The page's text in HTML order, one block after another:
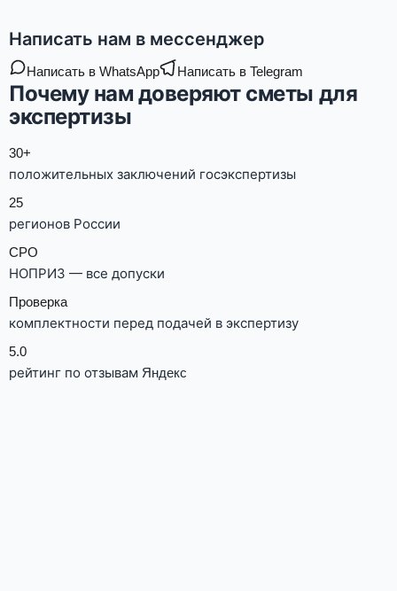
Написать нам в мессенджер
Написать в WhatsApp Написать в Telegram
Почему нам доверяют сметы для
экспертизы
30+
положительных заключений госэкспертизы
25
регионов России
СРО
НОПРИЗ — все допуски
Проверка
комплектности перед подачей в экспертизу
5.0
рейтинг по отзывам Яндекс